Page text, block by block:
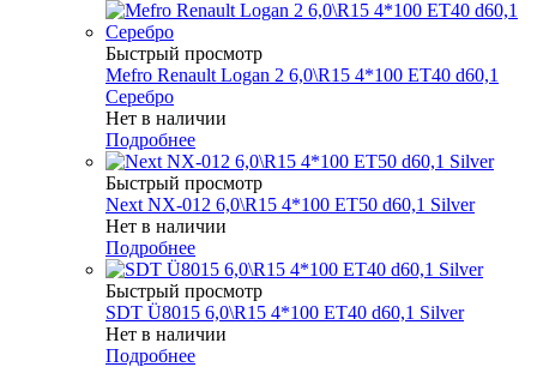
Быстрый просмотр
Mefro Renault Logan 2 6,0\R15 4*100 ET40 d60,1
Серебро
Нет в наличии
Подробнее
Быстрый просмотр
Next NX-012 6,0\R15 4*100 ET50 d60,1 Silver
Нет в наличии
Подробнее
Быстрый просмотр
SDT Ü8015 6,0\R15 4*100 ET40 d60,1 Silver
Нет в наличии
Подробнее